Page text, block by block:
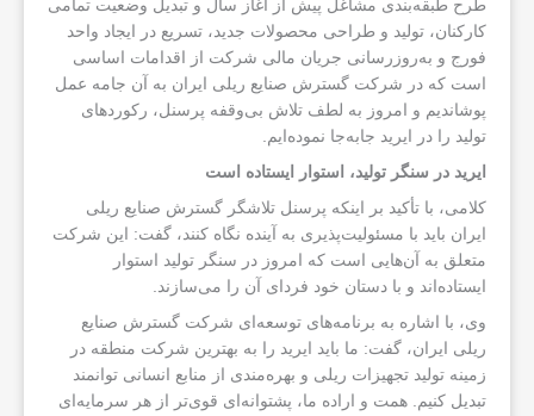
طرح طبقه‌بندی مشاغل پیش از آغاز سال و تبدیل وضعیت تمامی
کارکنان، تولید و طراحی محصولات جدید، تسریع در ایجاد واحد
فورج و به‌روزرسانی جریان مالی شرکت از اقدامات اساسی
است که در شرکت گسترش صنایع ریلی ایران به آن جامه عمل
پوشاندیم و امروز به لطف تلاش بی‌وقفه پرسنل، رکوردهای
تولید را در ایرید جابه‌جا نموده‌ایم.
ایرید در سنگر تولید، استوار ایستاده است
کلامی، با تأکيد بر اینکه پرسنل تلاشگر گسترش صنایع ریلی
ایران باید با مسئولیت‌پذیری به آینده نگاه کنند، گفت: این شرکت
متعلق به آن‌هایی است که امروز در سنگر تولید استوار
ایستاده‌اند و با دستان خود فردای آن را می‌سازند.
وی، با اشاره به برنامه‌های توسعه‌ای شرکت گسترش صنایع
ریلی ایران، گفت: ما باید ایرید را به بهترین شرکت منطقه در
زمینه تولید تجهیزات ریلی و بهره‌مندی از منابع انسانی توانمند
تبدیل کنیم. همت و اراده ما، پشتوانه‌ای قوی‌تر از هر سرمایه‌ای